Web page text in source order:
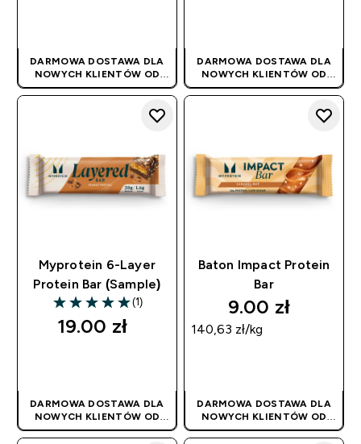
DARMOWA DOSTAWA DLA
NOWYCH KLIENTÓW OD
180PLN| PROMOCJA
DARMOWA DOSTAWA DLA
NOWYCH KLIENTÓW OD
180PLN| PROMOCJA
Myprotein 6-Layer
Protein Bar (Sample)
5 out of 5 stars
(1)
19.00 zł‎
DARMOWA DOSTAWA DLA
NOWYCH KLIENTÓW OD
180PLN| PROMOCJA
Baton Impact Protein
Bar
9.00 zł‎
140,63 zł‎/kg
DARMOWA DOSTAWA DLA
NOWYCH KLIENTÓW OD
180PLN| PROMOCJA